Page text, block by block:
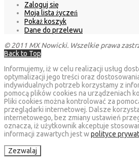
Zaloguj się
Moja lista życzeń
Pokaż koszyk
Dane do przelewu
© 2011 MX Nowicki. Wszelkie prawa
Back to Top
Informujemy, iż w celu realizacji usług
optymalizacji jego treści oraz
indywidualnych potrzeb korzystamy z
pomocą plików cookies na urządzeniach
Pliki cookies można kontrolować za
przeglądarki internetowej. Dalsze
internetowego, bez zmiany ustawień
oznacza, iż użytkownik akceptuje
informacji zawartych jest wpolityce
Zezwalaj